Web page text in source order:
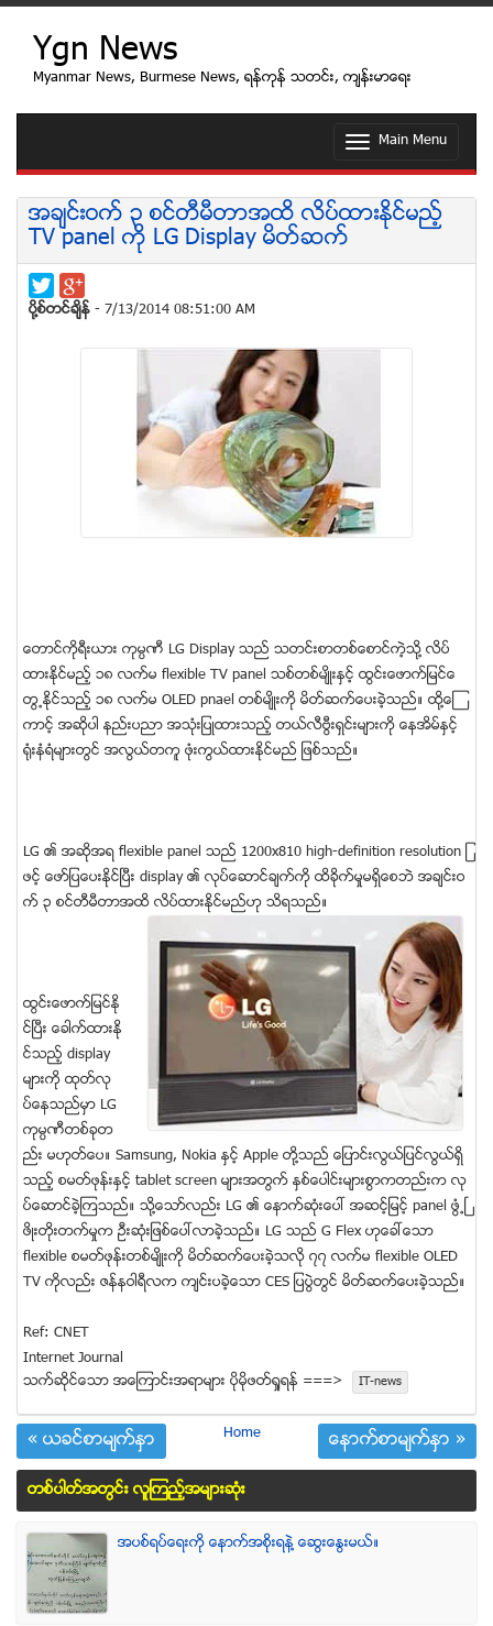
Ygn News
Myanmar News, Burmese News, ရန္ကုန္ သတင္း, က်န္းမာေရး
T
g
l
n
Main Menu
အခ်င္းဝက္ ၃ စင္တီမီတာအထိ လိပ္ထားႏိုင္မည့္
TV panel ကို LG Display မိတ္ဆက္
ပုိ႔စ္တင္ခ်ိန္ - 7/13/2014 08:51:00 AM
ေတာင္ကိုရီးယား ကုမၸဏီ LG Display သည္ သတင္းစာတစ္ေစာင္ကဲ့သို႔ လိပ္
ထားႏိုင္မည့္ ၁၈ လက္မ flexible TV panel သစ္တစ္မ်ိဳးႏွင့္ ထြင္းေဖာက္ျမင္ေ
တြ႕ႏိုင္သည့္ ၁၈ လက္မ OLED pnael တစ္မ်ိဳးကို မိတ္ဆက္ေပးခဲ့သည္။ ထို႔ေၾ
ကာင့္ အဆိုပါ နည္းပညာ အသံုးျပဳထားသည့္ တယ္လီဗြီးရွင္းမ်ားကို ေနအိမ္ႏွင့္
႐ံုးနံရံမ်ားတြင္ အလြယ္တကူ ဖံုးကြယ္ထားႏိုင္မည္ ျဖစ္သည္။
LG ၏ အဆိုအရ flexible panel သည္ 1200x810 high-definition resolution ျ
ဖင့္ ေဖာ္ျပေပးႏိုင္ၿပီး display ၏ လုပ္ေဆာင္ခ်က္ကို ထိခိုက္မႈမရိွေစဘဲ အခ်င္းဝ
က္ ၃ စင္တီမီတာအထိ လိပ္ထားႏိုင္မည္ဟု သိရသည္။
ထြင္းေဖာက္ျမင္ႏို
င္ၿပီး ေခါက္ထားႏို
င္သည့္ display
မ်ားကို ထုတ္လု
ပ္ေနသည္မွာ LG
ကုမၸဏီတစ္ခုတ
ည္း မဟုတ္ေပ။ Samsung, Nokia ႏွင့္ Apple တို႔သည္ ေျပာင္းလြယ္ျပင္လြယ္ရိွ
သည့္ စမတ္ဖုန္းႏွင့္ tablet screen မ်ားအတြက္ ႏွစ္ေပါင္းမ်ားစြာကတည္းက လု
ပ္ေဆာင္ခဲ့ၾကသည္။ သို႔ေသာ္လည္း LG ၏ ေနာက္ဆံုးေပၚ အဆင့္ျမင့္ panel ဖြံ႕ၿ
ဖိဳးတိုးတက္မႈက ဦးဆံုးျဖစ္ေပၚလာခဲ့သည္။ LG သည္ G Flex ဟုေခၚေသာ
flexible စမတ္ဖုန္းတစ္မ်ိုးကို မိတ္ဆက္ေပးခဲ့သလို ၇၇ လက္မ flexible OLED
TV ကိုလည္း ဇန္နဝါရီလက က်င္းပခဲ့ေသာ CES ျပပြဲတြင္ မိတ္ဆက္ေပးခဲ့သည္။
Ref: CNET
Internet Journal
သက္ဆုိင္ေသာ အေၾကာင္းအရာမ်ား ပုိမုိဖတ္ရႈရန္ ===>
IT-news
« ယခင္စာမ်က္ႏွာ Home ေနာက္စာမ်က္ႏွာ »
တစ္ပါတ္အတြင္း လူၾကည့္အမ်ားဆံုး
အပစ္ရပ္ေရးကို ေနာက္အစိုးရနဲ႔ ေဆြးေႏြးမယ္။